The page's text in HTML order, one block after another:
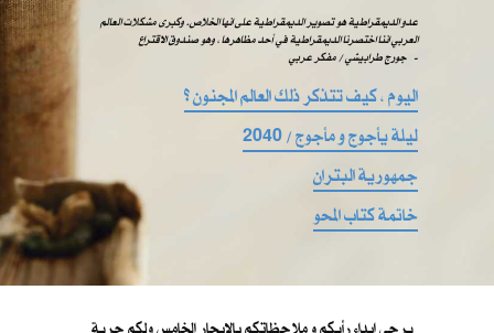
عدو الديمقراطية هو تصوير الديمقراطية على انها الخلاص. وكبرى مشكلات العالم
العربي اننا اختصرنا الديمقراطية في أحد مظاهرها ، وهو صندوق الاقتراع
​​ ​​جورج طرابيشي / مفكر عربي -
اليوم ، كيف تتذكر ذلك العالم المجنون ؟
ليلة يأجوج و مأجوج / 2040
جمهورية البتران
خاتمة كتاب المحو